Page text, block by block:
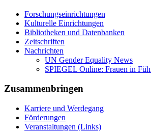
Forschungseinrichtungen
Kulturelle Einrichtungen
Bibliotheken und Datenbanken
Zeitschriften
Nachrichten
UN Gender Equality News
SPIEGEL Online: Frauen in
Zusammenbringen
Karriere und Werdegang
Förderungen
Veranstaltungen (Links)